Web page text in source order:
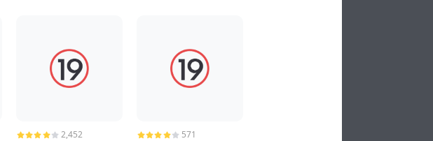
2,452 571